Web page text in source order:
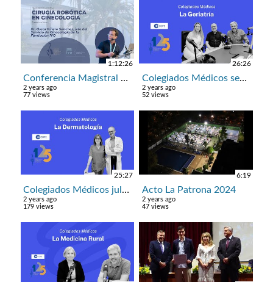
1:12:26
Conferencia Magistral Dr Oscar Piñero en el ICOMV: cirugía robótica en ginecología
2 years ago
77 views
26:26
Colegiados Médicos septiembre: la Geriatría
2 years ago
52 views
25:27
Colegiados Médicos julio: la Dermatología
2 years ago
179 views
6:19
Acto La Patrona 2024
2 years ago
47 views